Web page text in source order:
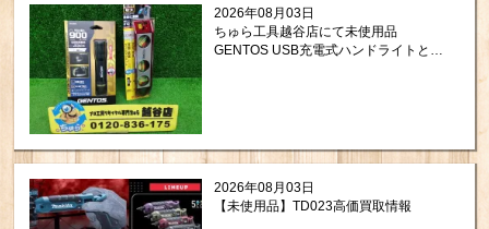
2026年08月03日
ちゅら工具越谷店にて未使用品
GENTOS USB充電式ハンドライトと
2026年08月03日
【未使用品】TD023高価買取情報